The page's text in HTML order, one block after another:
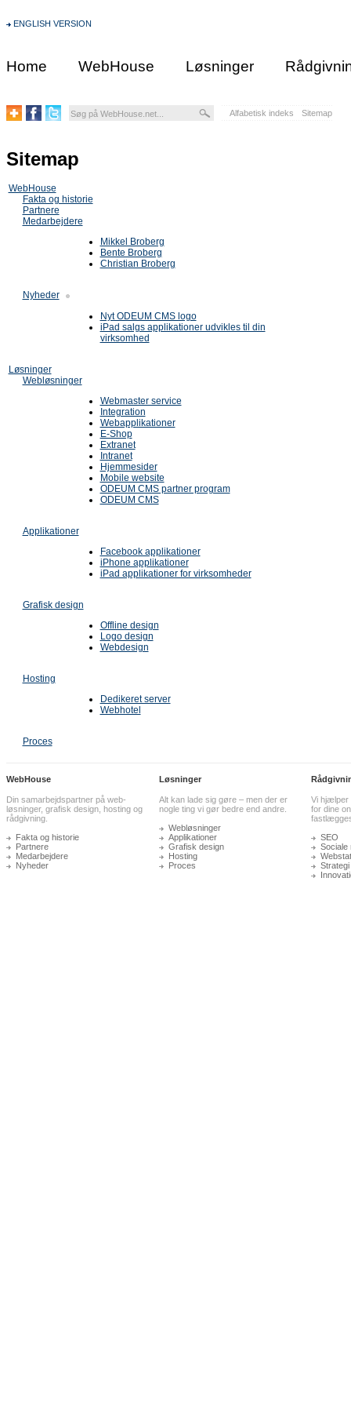
ENGLISH VERSION
Home WebHouse Løsninger
Alfabetisk indeks Sitemap
Sitemap
WebHouse
Fakta og historie
Partnere
Medarbejdere
Mikkel Broberg
Bente Broberg
Christian Broberg
Nyheder
Nyt ODEUM CMS logo
iPad salgs applikationer udvikles til din
virksomhed
Løsninger
Webløsninger
Webmaster service
Integration
Webapplikationer
E-Shop
Extranet
Intranet
Hjemmesider
Mobile website
ODEUM CMS partner program
ODEUM CMS
Applikationer
Facebook applikationer
iPhone applikationer
iPad applikationer for virksomheder
Grafisk design
Offline design
Logo design
Webdesign
Hosting
Dedikeret server
Webhotel
Proces
WebHouse
Din samarbejdspartner på web-
løsninger, grafisk design, hosting og
rådgivning.
Fakta og historie
Partnere
Medarbejdere
Nyheder
Løsninger
Alt kan lade sig gøre – men der er
nogle ting vi gør bedre end andre.
Webløsninger
Applikationer
Grafisk design
Hosting
Proces
Vi hjælper
for dine
SEO
Sociale
Strategi